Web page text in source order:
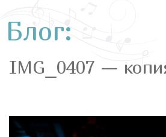
Блог:
IMG_0407 —